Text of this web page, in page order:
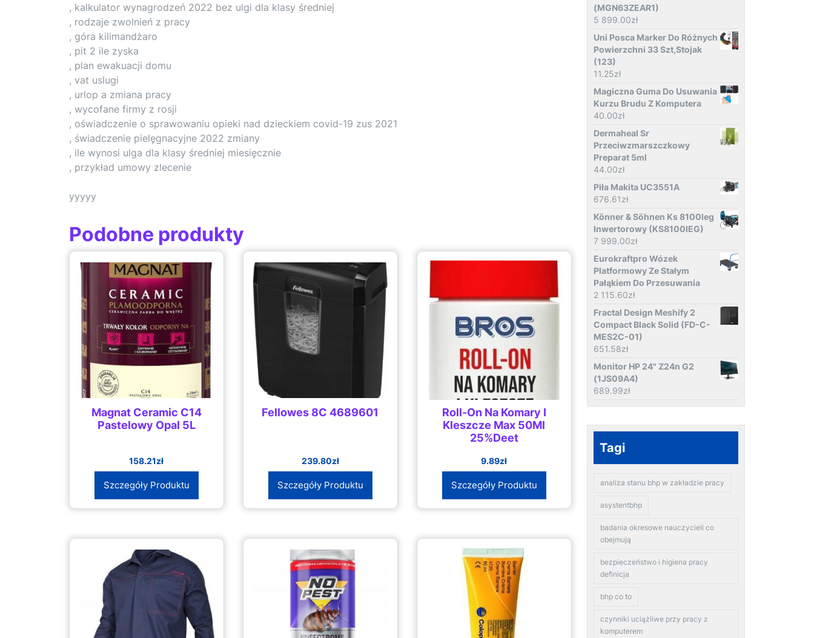
, kalkulator wynagrodzeń 2022 bez ulgi dla klasy średniej
, rodzaje zwolnień z pracy
, góra kilimandżaro
, pit 2 ile zyska
, plan ewakuacji domu
, vat uslugi
, urlop a zmiana pracy
, wycofane firmy z rosji
, oświadczenie o sprawowaniu opieki nad dzieckiem covid-19 zus 2021
, świadczenie pielęgnacyjne 2022 zmiany
, ile wynosi ulga dla klasy średniej miesięcznie
, przykład umowy zlecenie
yyyyy
Podobne produkty
Magnat Ceramic C14
Pastelowy Opal 5L
158.21zł
Szczegóły Produktu
Fellowes 8C 4689601
239.80zł
Szczegóły Produktu
Roll-On Na Komary I
Kleszcze Max 50Ml
25%Deet
9.89zł
Szczegóły Produktu
(MGN63ZEAR1)
5 899.00zł
Uni Posca Marker Do Różnych
Powierzchni 33 Szt,Stojak
(123)
11.25zł
Magiczna Guma Do Usuwania
Kurzu Brudu Z Komputera
40.00zł
Dermaheal Sr
Przeciwzmarszczkowy
Preparat 5ml
44.00zł
Piła Makita UC3551A
676.61zł
Könner & Söhnen Ks 8100Ieg
Inwertorowy (KS8100IEG)
7 999.00zł
Eurokraftpro Wózek
Platformowy Ze Stałym
Pałąkiem Do Przesuwania
2 115.60zł
Fractal Design Meshify 2
Compact Black Solid (FD-C-
MES2C-01)
651.58zł
Monitor HP 24" Z24n G2
(1JS09A4)
689.99zł
Tagi
analiza stanu bhp w zakładzie pracy
asystentbhp
badania okresowe nauczycieli co
obejmują
bezpieczeństwo i higiena pracy
definicja
bhp co to
czynniki uciążliwe przy pracy z
komputerem